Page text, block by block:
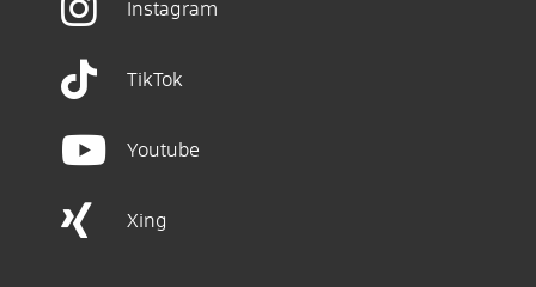
Instagram
TikTok
Youtube
Xing